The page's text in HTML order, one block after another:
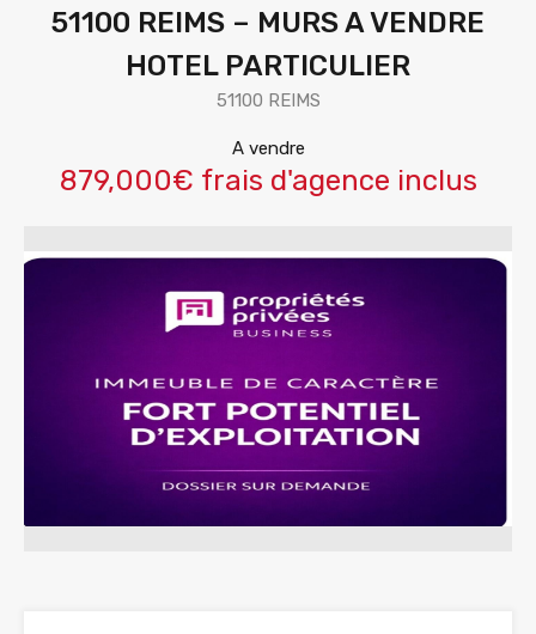
51100 REIMS – MURS A VENDRE
HOTEL PARTICULIER
51100 REIMS
A vendre
879,000€ frais d'agence inclus